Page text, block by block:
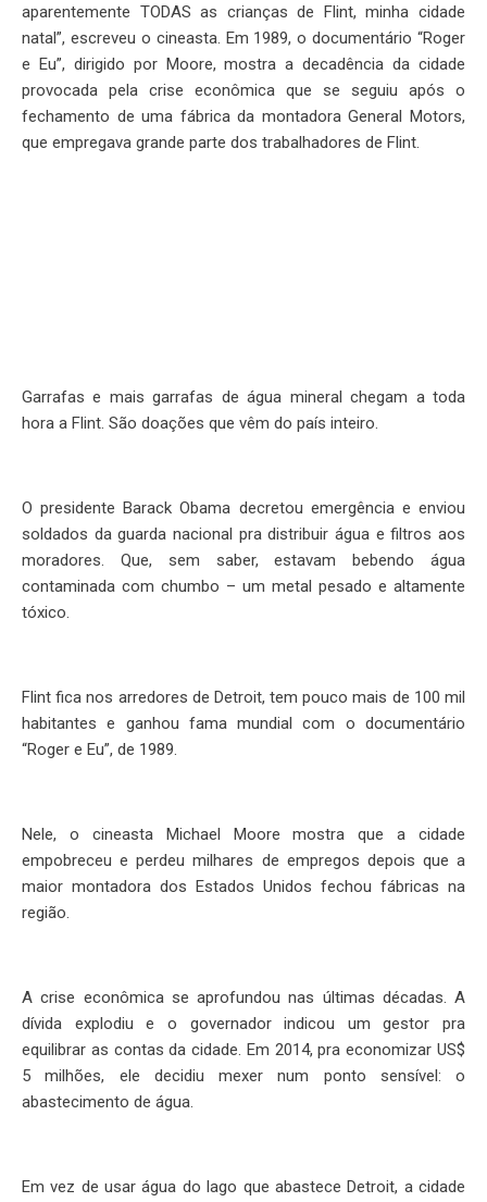
aparentemente TODAS as crianças de Flint, minha cidade
natal”, escreveu o cineasta. Em 1989, o documentário “Roger
e Eu”, dirigido por Moore, mostra a decadência da cidade
provocada pela crise econômica que se seguiu após o
fechamento de uma fábrica da montadora General Motors,
que empregava grande parte dos trabalhadores de Flint.
Garrafas e mais garrafas de água mineral chegam a toda
hora a Flint. São doações que vêm do país inteiro.
O presidente Barack Obama decretou emergência e enviou
soldados da guarda nacional pra distribuir água e filtros aos
moradores. Que, sem saber, estavam bebendo água
contaminada com chumbo – um metal pesado e altamente
tóxico.
Flint fica nos arredores de Detroit, tem pouco mais de 100 mil
habitantes e ganhou fama mundial com o documentário
“Roger e Eu”, de 1989.
Nele, o cineasta Michael Moore mostra que a cidade
empobreceu e perdeu milhares de empregos depois que a
maior montadora dos Estados Unidos fechou fábricas na
região.
A crise econômica se aprofundou nas últimas décadas. A
dívida explodiu e o governador indicou um gestor pra
equilibrar as contas da cidade. Em 2014, pra economizar US$
5 milhões, ele decidiu mexer num ponto sensível: o
abastecimento de água.
Em vez de usar água do lago que abastece Detroit, a cidade